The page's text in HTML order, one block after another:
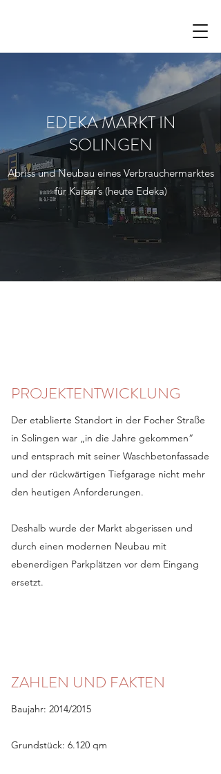
EDEKA MARKT IN
SOLINGEN
Abriss und Neubau eines Verbrauchermarktes
für Kaiser’s (heute Edeka)
PROJEKTENTWICKLUNG
Der etablierte Standort in der Focher Straße
in Solingen war „in die Jahre gekommen“
und entsprach mit seiner Waschbetonfassade
und der rückwärtigen Tiefgarage nicht mehr
den heutigen Anforderungen.
Deshalb wurde der Markt abgerissen und
durch einen modernen Neubau mit
ebenerdigen Parkplätzen vor dem Eingang
ersetzt.
ZAHLEN UND FAKTEN
Baujahr: 2014/2015
Grundstück: 6.120 qm